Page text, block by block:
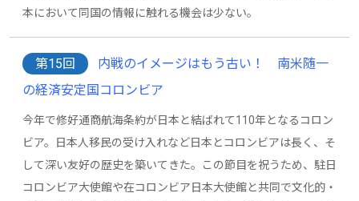
本において同国の情報に触れる機会は少ない。
第15回
内戦のイメージはもう古い！ 南米随一
の経済安定国コロンビア
今年で修好通商航海条約が日本と結ばれて110年となるコロン
ビア。日本人移民の受け入れなど日本とコロンビアは長く、そ
して深い友好の歴史を築いてきた。この節目を祝うため、駐日
コロンビア大使館や在コロンビア日本大使館と共同で文化的・